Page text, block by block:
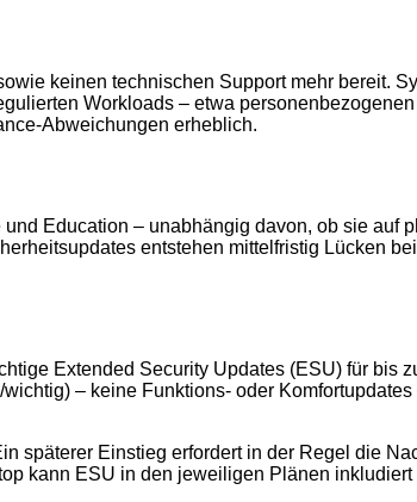
keinen technischen Support mehr bereit.
Workloads – etwa
Abweichungen erheblich.
Education – unabhängig davon, ob sie auf
entstehen mittelfristig Lücken
Extended Security Updates (ESU) für bis
– keine Funktions- oder Komfortupdates
späterer Einstieg erfordert in der Regel die
kann ESU in den jeweiligen Plänen